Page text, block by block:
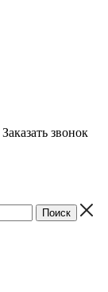
Заказать звонок